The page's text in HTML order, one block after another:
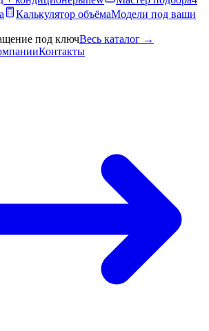
Калькулятор объёмаМодели под ваши
под ключВесь каталог →
Контакты